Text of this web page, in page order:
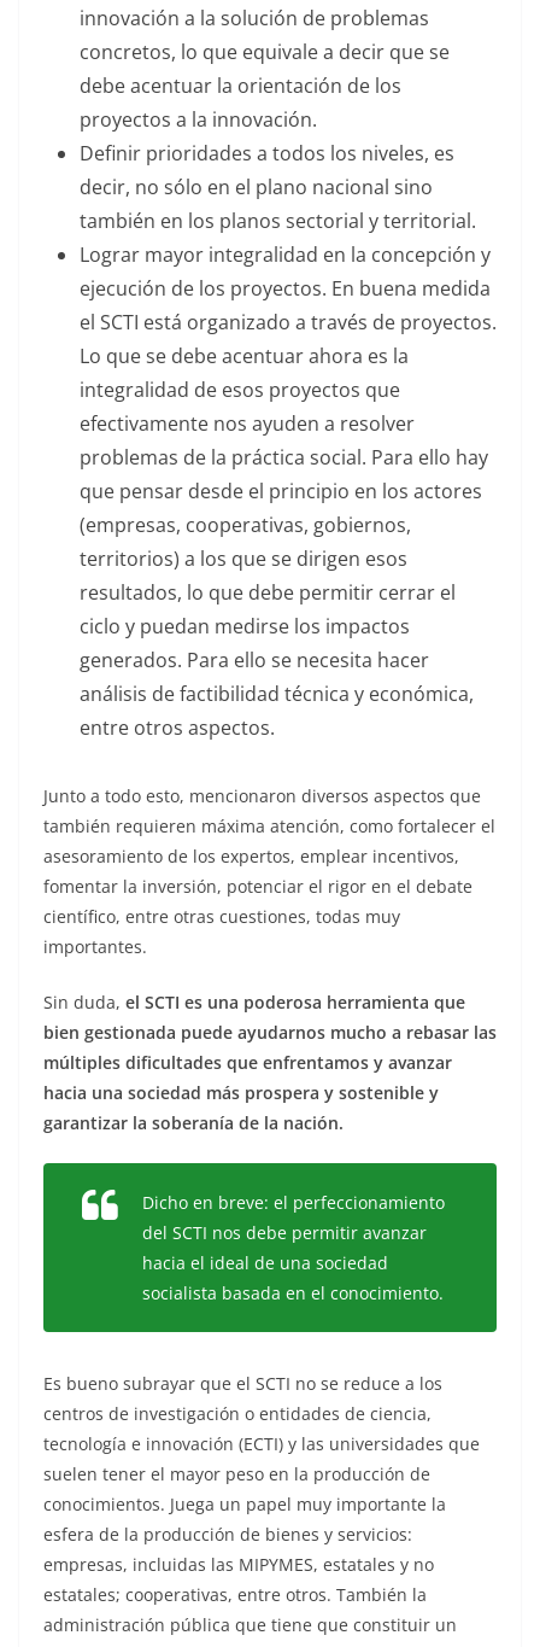
innovación a la solución de problemas
concretos, lo que equivale a decir que se
debe acentuar la orientación de los
proyectos a la innovación.
Definir prioridades a todos los niveles, es
decir, no sólo en el plano nacional sino
también en los planos sectorial y territorial.
Lograr mayor integralidad en la concepción y
ejecución de los proyectos. En buena medida
el SCTI está organizado a través de proyectos.
Lo que se debe acentuar ahora es la
integralidad de esos proyectos que
efectivamente nos ayuden a resolver
problemas de la práctica social. Para ello hay
que pensar desde el principio en los actores
(empresas, cooperativas, gobiernos,
territorios) a los que se dirigen esos
resultados, lo que debe permitir cerrar el
ciclo y puedan medirse los impactos
generados. Para ello se necesita hacer
análisis de factibilidad técnica y económica,
entre otros aspectos.
Junto a todo esto, mencionaron diversos aspectos que
también requieren máxima atención, como fortalecer el
asesoramiento de los expertos, emplear incentivos,
fomentar la inversión, potenciar el rigor en el debate
científico, entre otras cuestiones, todas muy
importantes.
Sin duda, el SCTI es una poderosa herramienta que
bien gestionada puede ayudarnos mucho a rebasar las
múltiples dificultades que enfrentamos y avanzar
hacia una sociedad más prospera y sostenible y
garantizar la soberanía de la nación.
Dicho en breve: el perfeccionamiento
del SCTI nos debe permitir avanzar
hacia el ideal de una sociedad
socialista basada en el conocimiento.
Es bueno subrayar que el SCTI no se reduce a los
centros de investigación o entidades de ciencia,
tecnología e innovación (ECTI) y las universidades que
suelen tener el mayor peso en la producción de
conocimientos. Juega un papel muy importante la
esfera de la producción de bienes y servicios:
empresas, incluidas las MIPYMES, estatales y no
estatales; cooperativas, entre otros. También la
administración pública que tiene que constituir un